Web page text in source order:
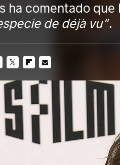
ha comentado
de déjà vu".
MAIL